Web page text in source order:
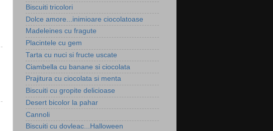
Biscuiti tricolori
Dolce amore...inimioare ciocolatoase
Madeleines cu fragute
Placintele cu gem
Tarta cu nuci si fructe uscate
Ciambella cu banane si ciocolata
Prajitura cu ciocolata si menta
Biscuiti cu gropite delicioase
Desert bicolor la pahar
Cannoli
Biscuiti cu dovleac...Halloween